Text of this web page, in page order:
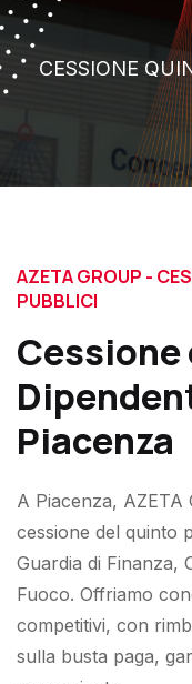
CESSIONE
AZETA GROUP -
PUBBLICI
Cessione
Piacenza
A Piacenza,
cessione del quinto
Guardia di Finanza,
Fuoco. Offriamo
competitivi, con
sulla busta paga,